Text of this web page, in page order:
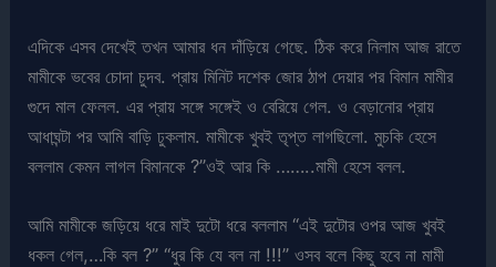
এদিকে এসব দেখেই তখন আমার ধন দাঁড়িয়ে গেছে. ঠিক করে নিলাম আজ রাতে
মামীকে ভবের চোদা চুদব. প্রায় মিনিট দশেক জোর ঠাপ দেয়ার পর বিমান মামীর
গুদে মাল ফেলল. এর প্রায় সঙ্গে সঙ্গেই ও বেরিয়ে গেল. ও বেড়ানোর প্রায়
আধাঘন্টা পর আমি বাড়ি ঢুকলাম. মামীকে খুবই তৃপ্ত লাগছিলো. মুচকি হেসে
বললাম কেমন লাগল বিমানকে ?”ওই আর কি ……..মামী হেসে বলল.
আমি মামীকে জড়িয়ে ধরে মাই দুটো ধরে বললাম “এই দুটোর ওপর আজ খুবই
ধকল গেল,…কি বল ?” “ধুর কি যে বল না !!!” ওসব বলে কিছু হবে না মামী